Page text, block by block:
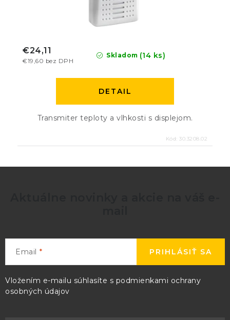
Skladom (14 ks)
€19,60 bez DPH
€24,11
DETAIL
Transmiter teploty a vlhkosti s displejom.
Kód: 30.3208.02
Email
Vložením e-mailu súhlasíte s podmienkami ochrany
osobných údajov
PRIHLÁSIŤ SA